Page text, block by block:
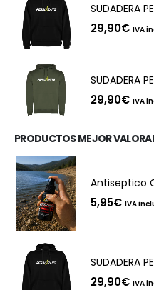
SUDADERA
29,90€ IVA
29,90€ IVA
PRODUCTOS MEJOR
Antiseptico
5,95€ IVA
SUDADERA
29,90€ IVA